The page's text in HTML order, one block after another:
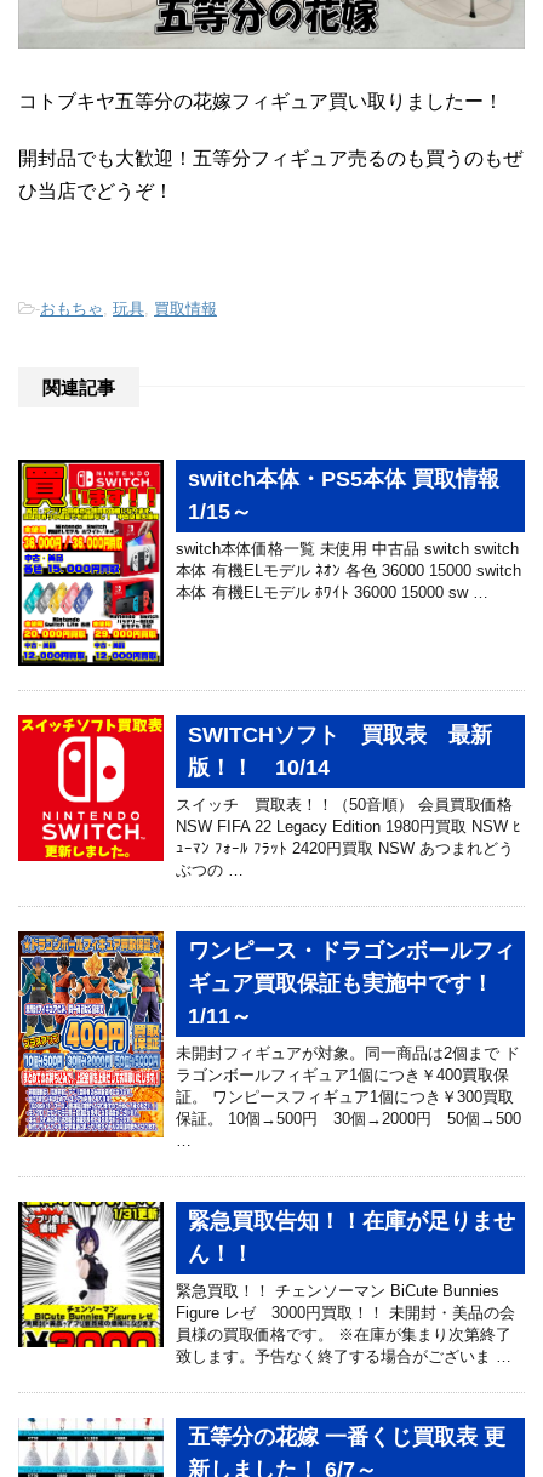
コトブキヤ五等分の花嫁フィギュア買い取りましたー！
開封品でも大歓迎！五等分フィギュア売るのも買うのもぜ
ひ当店でどうぞ！
-おもちゃ, 玩具, 買取情報
関連記事
switch本体・PS5本体 買取情報
1/15～
switch本体価格一覧 未使用 中古品 switch switch
本体 有機ELモデル ﾈｵﾝ 各色 36000 15000 switch
本体 有機ELモデル ﾎﾜｲﾄ 36000 15000 sw …
SWITCHソフト 買取表 最新
版！！ 10/14
スイッチ 買取表！！（50音順） 会員買取価格
NSW FIFA 22 Legacy Edition 1980円買取 NSW ﾋ
ｭｰﾏﾝ ﾌｫｰﾙ ﾌﾗｯﾄ 2420円買取 NSW あつまれどう
ぶつの …
ワンピース・ドラゴンボールフィ
ギュア買取保証も実施中です！
1/11～
未開封フィギュアが対象。同一商品は2個まで ド
ラゴンボールフィギュア1個につき￥400買取保
証。 ワンピースフィギュア1個につき￥300買取
保証。 10個→500円 30個→2000円 50個→500
緊急買取告知！！在庫が足りませ
ん！！
緊急買取！！ チェンソーマン BiCute Bunnies
Figure レゼ 3000円買取！！ 未開封・美品の会
員様の買取価格です。 ※在庫が集まり次第終了
致します。予告なく終了する場合がございま …
五等分の花嫁 一番くじ買取表 更
新しました！ 6/7～